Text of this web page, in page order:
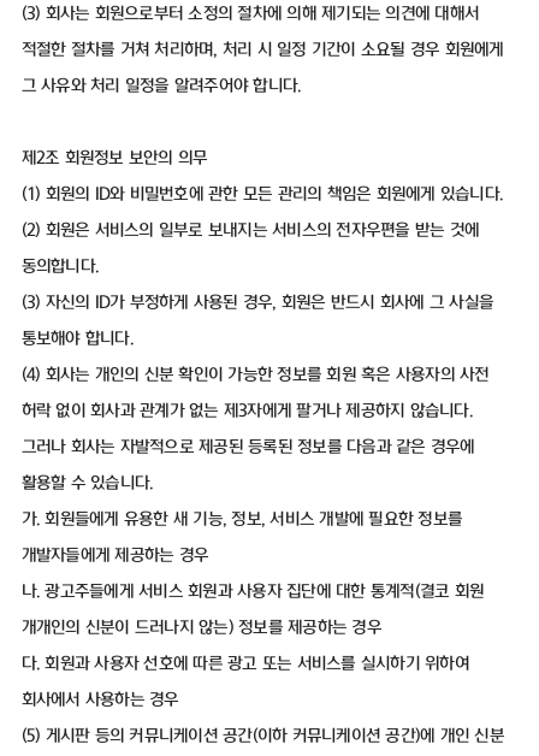
(3) 회사는 회원으로부터 소정의 절차에 의해 제기되는 의견에 대해서
적절한 절차를 거쳐 처리하며, 처리 시 일정 기간이 소요될 경우 회원에게
그 사유와 처리 일정을 알려주어야 합니다.
제2조 회원정보 보안의 의무
(1) 회원의 ID와 비밀번호에 관한 모든 관리의 책임은 회원에게 있습니다.
(2) 회원은 서비스의 일부로 보내지는 서비스의 전자우편을 받는 것에
동의합니다.
(3) 자신의 ID가 부정하게 사용된 경우, 회원은 반드시 회사에 그 사실을
통보해야 합니다.
(4) 회사는 개인의 신분 확인이 가능한 정보를 회원 혹은 사용자의 사전
허락 없이 회사과 관계가 없는 제3자에게 팔거나 제공하지 않습니다.
그러나 회사는 자발적으로 제공된 등록된 정보를 다음과 같은 경우에
활용할 수 있습니다.
가. 회원들에게 유용한 새 기능, 정보, 서비스 개발에 필요한 정보를
개발자들에게 제공하는 경우
나. 광고주들에게 서비스 회원과 사용자 집단에 대한 통계적(결코 회원
개개인의 신분이 드러나지 않는) 정보를 제공하는 경우
다. 회원과 사용자 선호에 따른 광고 또는 서비스를 실시하기 위하여
회사에서 사용하는 경우
(5) 게시판 등의 커뮤니케이션 공간(이하 커뮤니케이션 공간)에 개인 신분